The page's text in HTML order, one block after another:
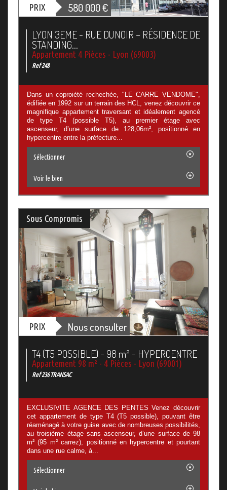
PRIX 580 000€
LYON 3EME - RUE DUNOIR – RÉSIDENCE DE
STANDING...
Appartement 4 Pièces - Lyon (69003)
Ref 248
Dans un coproiété rechechée, "LE CARRE VENDOME",
édifiée en 1992 sur un terrain des HCL, venez découvrir ce
magnifique appartement traversant et idéalement agencé
de type T4 (possible T5), au premier étage avec
ascenseur, d’une surface de 128,06m², positionné en
hypercentre entre la préfecture...
Sélectionner
Voir le bien
Sous Compromis
PRIX Nous consulter
T4 (T5 POSSIBLE) - 98 m² - HYPERCENTRE
Appartement 98 m² - 4 Pièces - Lyon (69001)
Ref 236 TRANSAC
EXCLUSIVITE AGENCE DES PENTES Venez découvrir
cet appartement de type T4 (T5 possible), pouvant être
réaménagé à votre guise avec de nombreuses possibilités,
au troisième étage sans ascenseur, d’une surface de 98
m² (95 m² carrez), positionné en hypercentre et pourtant
dans une rue calme, à...
Sélectionner